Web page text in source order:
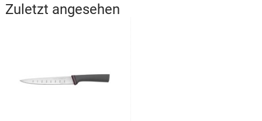
Zuletzt angesehen